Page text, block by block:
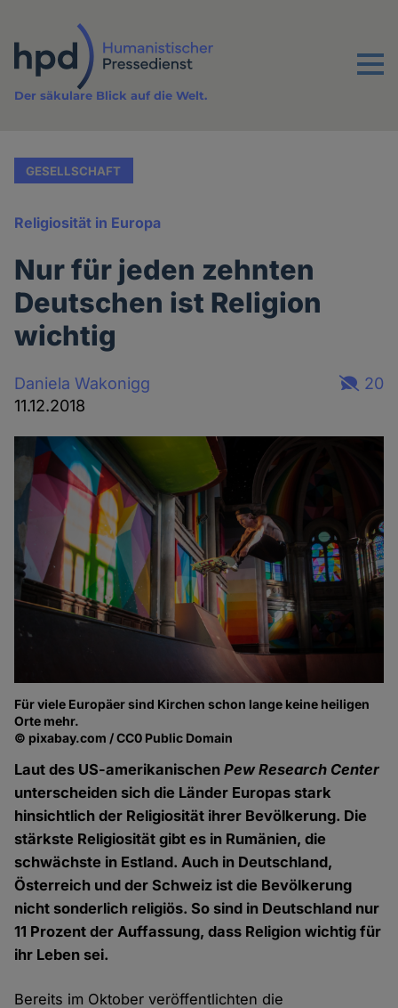
Inhalt
Menu
Der säkulare Blick auf die Welt.
GESELLSCHAFT
Religiosität in Europa
Nur für jeden zehnten
Deutschen ist Religion
wichtig
Daniela Wakonigg
11.12.2018
20
Für viele Europäer sind Kirchen schon lange keine heiligen
Orte mehr.
© pixabay.com / CC0 Public Domain
Laut des US-amerikanischenPew Research Center
unterscheiden sich die Länder Europas stark
hinsichtlich der Religiosität ihrer Bevölkerung. Die
stärkste Religiosität gibt es in Rumänien, die
schwächste in Estland. Auch in Deutschland,
Österreich und der Schweiz ist die Bevölkerung
nicht sonderlich religiös. So sind in Deutschland nur
11 Prozent der Auffassung, dass Religion wichtig für
ihr Leben sei.
Bereits im Oktober veröffentlichten die